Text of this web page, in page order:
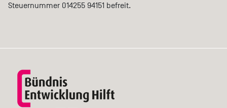
Steuernummer 014255 94151 befreit.